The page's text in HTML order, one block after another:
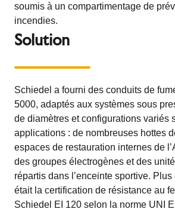
soumis à un compartimentage de
incendies.
Solution
Schiedel a fourni des conduits de
5000, adaptés aux systèmes sous
de diamètres et configurations variés
applications : de nombreuses hottes
espaces de restauration internes de
des groupes électrogènes et des
répartis dans l’enceinte sportive.
était la certification de résistance au
Schiedel EI 120 selon la norme UNI